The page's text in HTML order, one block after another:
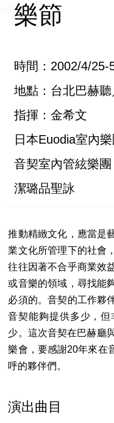
樂節
時間：2002/4/25-
地點：台北巴赫
指揮：金希文
日本Euodia室內樂
音契室內管絃樂團
潔璐品聖詠
推動精緻文化，應當是
業文化所管理下的社會
往往因著不合乎商業效
或音樂的領域，尋找能
必須的。音契的工作夥
音契能夠提供多少，
少。這次音契在巴赫廳
樂會，要感謝20年來在
呼的夥伴們。
演出曲目